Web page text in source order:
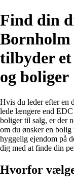
Find din
tilbyder et
og boliger
Hvis du leder efter en
lede længere end
boliger til salg, er der
om du ønsker en
hyggelig ejendom på
dig med at finde din
Hvorfor